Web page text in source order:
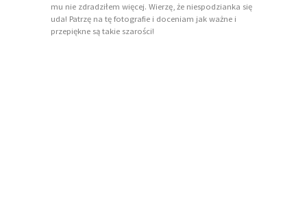
mu nie zdradziłem więcej. Wierzę, że niespodzianka się
uda! Patrzę na tę fotografie i doceniam jak ważne i
przepiękne są takie szarości!